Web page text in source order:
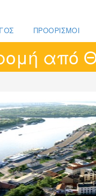
ΠΡΟΟΡΙΣΜΟΙ
από